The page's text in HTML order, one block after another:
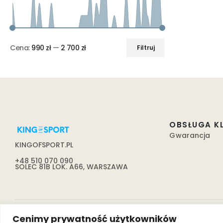
Cenimy prywatność użytkowników
Filtruj
Cena: 990 zł— 2 700 zł
KINGOFSPORT.PL
+48 510 070 090
SOLEC 81B LOK. A66, WARSZAWA
OBSŁUGA
Gwarancja